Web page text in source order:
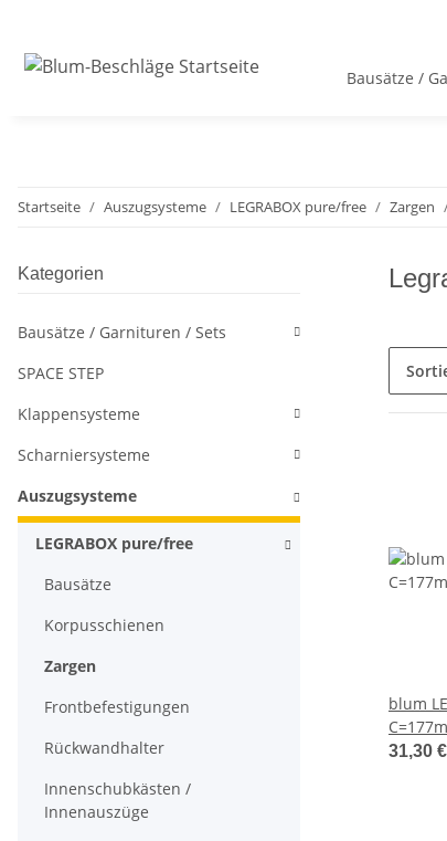
Bausätze /
Startseite Auszugsysteme LEGRABOX pure/free Zargen
blum
31,30
Kategorien
Bausätze / Garnituren / Sets
SPACE STEP
Klappensysteme
Scharniersysteme
Auszugsysteme
LEGRABOX pure/free
Bausätze
Korpusschienen
Zargen
Frontbefestigungen
Rückwandhalter
Innenschubkästen /
Innenauszüge